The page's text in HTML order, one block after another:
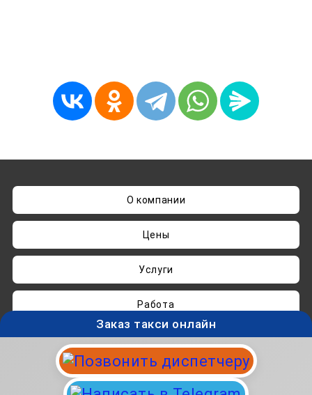
О компании
Цены
Услуги
Работа
Нашли ошибку? Пишите наadmin@taksisvo.ru
Такси для СВОих - taksisvo.ru © 05.2025-2026.
Вся информация на данном сайте носит
Заказ такси онлайн